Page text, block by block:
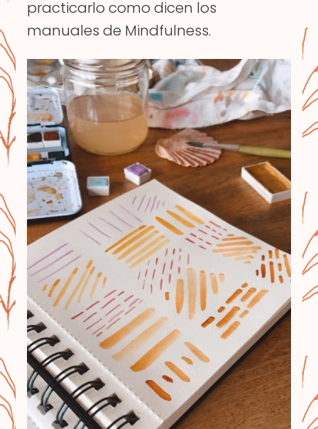
practicarlo como dicen los
manuales de Mindfulness.